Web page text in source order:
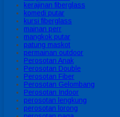
kerajinan fiberglass
komedi putar
kursi fiberglass
mainan perr
mangkok putar
patung maskot
permainan outdoor
Perosotan Anak
Perosotan Double
Perosotan Fiber
Perosotan Gelombang
Perosotan Indoor
perosotan lengkung
perosotan lorong